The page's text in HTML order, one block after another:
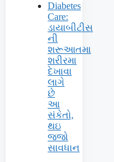
Diabetes
Care:
ડાયાબીટીસ
ની
શરૂઆતમા
શરીરમા
દેખાવા
લાગે
છે
આ
સંકેતો,
થઇ
જજો
સાવધાન